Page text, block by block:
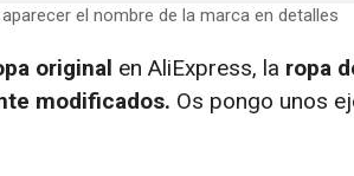
el nombre de la marca en detalles
original en AliExpress, la ropa
modificados. Os pongo unos